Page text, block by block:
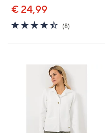
€ 24,99
4.4
von
(8)8